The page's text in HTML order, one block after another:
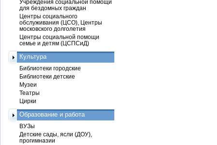
Учреждения социальной помощи
для бездомных граждан
Центры социального
обслуживания (ЦСО), Центры
московского долголетия
Центры социальной помощи
семье и детям (ЦСПСиД)
Культура
Библиотеки городские
Библиотеки детские
Музеи
Театры
Цирки
Образование и работа
ВУЗы
Детские сады, ясли (ДОУ),
прогимназии